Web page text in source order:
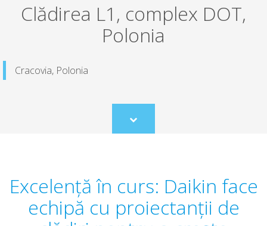
Clădirea L1, complex DOT,
Polonia
Cracovia, Polonia
Scroll
to
Excelență în curs: Daikin face
echipă cu proiectanții de